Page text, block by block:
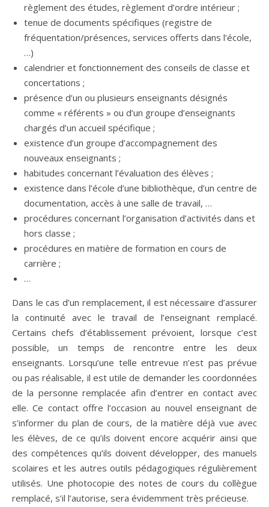
règlement des études, règlement d’ordre intérieur ;
tenue de documents spécifiques (registre de
fréquentation/présences, services offerts dans l’école,
…)
calendrier et fonctionnement des conseils de classe et
concertations ;
présence d’un ou plusieurs enseignants désignés
comme « référents » ou d’un groupe d’enseignants
chargés d’un accueil spécifique ;
existence d’un groupe d’accompagnement des
nouveaux enseignants ;
habitudes concernant l’évaluation des élèves ;
existence dans l’école d’une bibliothèque, d’un centre de
documentation, accès à une salle de travail, …
procédures concernant l’organisation d’activités dans et
hors classe ;
procédures en matière de formation en cours de
carrière ;
…
Dans le cas d’un remplacement, il est nécessaire d’assurer
la continuité avec le travail de l’enseignant remplacé.
Certains chefs d’établissement prévoient, lorsque c’est
possible, un temps de rencontre entre les deux
enseignants. Lorsqu’une telle entrevue n’est pas prévue
ou pas réalisable, il est utile de demander les coordonnées
de la personne remplacée afin d’entrer en contact avec
elle. Ce contact offre l’occasion au nouvel enseignant de
s’informer du plan de cours, de la matière déjà vue avec
les élèves, de ce qu’ils doivent encore acquérir ainsi que
des compétences qu’ils doivent développer, des manuels
scolaires et les autres outils pédagogiques régulièrement
utilisés. Une photocopie des notes de cours du collègue
remplacé, s’il l’autorise, sera évidemment très précieuse.